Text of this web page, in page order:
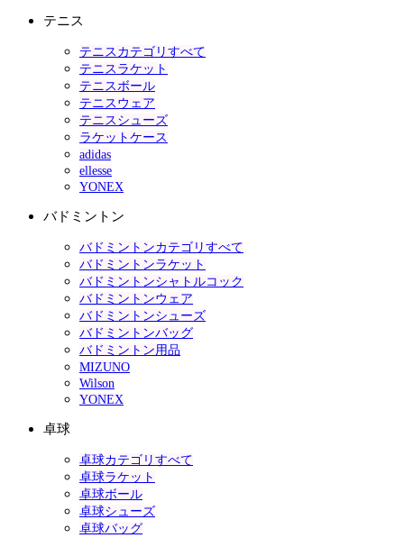
テニス
テニスカテゴリすべて
テニスラケット
テニスボール
テニスウェア
テニスシューズ
ラケットケース
adidas
ellesse
YONEX
バドミントン
バドミントンカテゴリすべて
バドミントンラケット
バドミントンシャトルコック
バドミントンウェア
バドミントンシューズ
バドミントンバッグ
バドミントン用品
MIZUNO
Wilson
YONEX
卓球
卓球カテゴリすべて
卓球ラケット
卓球ボール
卓球シューズ
卓球バッグ